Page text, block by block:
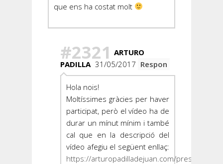
que ens ha costat molt
#2321 ARTURO
PADILLA 31/05/2017 Respon
Hola nois!
Moltíssimes gràcies per haver
participat, però el vídeo ha de
durar un mínut mínim i també
cal que en la descripció del
vídeo afegiu el següent enllaç:
https://arturopadilladejuan.com/presoners-